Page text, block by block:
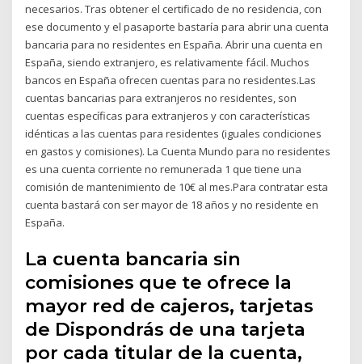
necesarios. Tras obtener el certificado de no residencia, con
ese documento y el pasaporte bastaría para abrir una cuenta
bancaria para no residentes en España. Abrir una cuenta en
España, siendo extranjero, es relativamente fácil. Muchos
bancos en España ofrecen cuentas para no residentes.Las
cuentas bancarias para extranjeros no residentes, son
cuentas específicas para extranjeros y con características
idénticas a las cuentas para residentes (iguales condiciones
en gastos y comisiones). La Cuenta Mundo para no residentes
es una cuenta corriente no remunerada 1 que tiene una
comisión de mantenimiento de 10€ al mes.Para contratar esta
cuenta bastará con ser mayor de 18 años y no residente en
España.
La cuenta bancaria sin
comisiones que te ofrece la
mayor red de cajeros, tarjetas
de Dispondrás de una tarjeta
por cada titular de la cuenta,